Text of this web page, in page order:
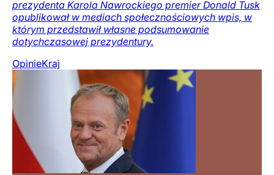
prezydenta Karola Nawrockiego premier Donald Tusk
opublikował w mediach społecznościowych wpis, w
którym przedstawił własne podsumowanie
dotychczasowej prezydentury.
OpinieKraj